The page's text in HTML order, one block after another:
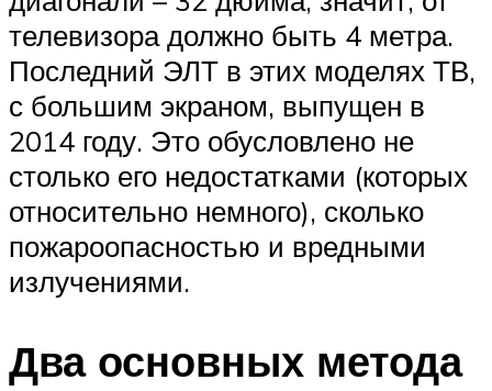
телевизора должно быть 4 метра.
Последний ЭЛТ в этих моделях ТВ,
с большим экраном, выпущен в
2014 году. Это обусловлено не
столько его недостатками (которых
относительно немного), сколько
пожароопасностью и вредными
излучениями.
Два основных метода